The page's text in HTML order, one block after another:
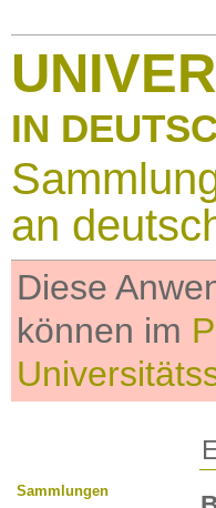
IN
an
Diese
können im
Sammlungen